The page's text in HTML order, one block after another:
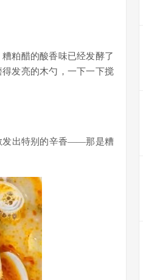
粕醋的酸香味已经发酵了
发亮的木勺，一下一下搅
发出特别的辛香——那是糟